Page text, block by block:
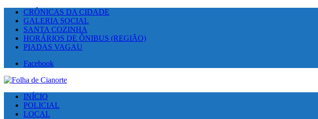
CRÔNICAS DA CIDADE
GALERIA SOCIAL
SANTA COZINHA
HORÁRIOS DE ÔNIBUS (REGIÃO)
PIADAS VAGAU
Facebook
INÍCIO
POLICIAL
LOCAL